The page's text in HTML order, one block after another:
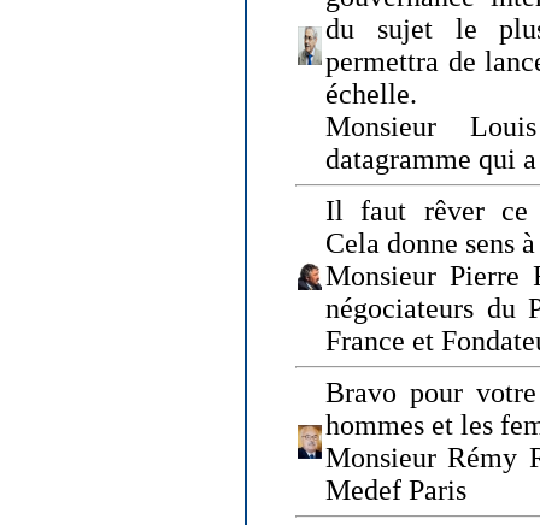
du sujet le
permettra de
échelle.
Monsieur
datagramme qui
Il faut rêver ce
Cela donne sens
Monsieur Pierre
négociateurs du
France et
Bravo pour
hommes et les
Monsieur Rémy
Medef Paris